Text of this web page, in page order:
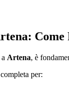
Come
Artena, è
per: